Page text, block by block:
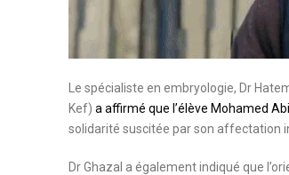
Le spécialiste en embryologie, Dr
Kef) a affirmé que l’élève Mohamed
solidarité suscitée par son affectation
Dr Ghazal a également indiqué que